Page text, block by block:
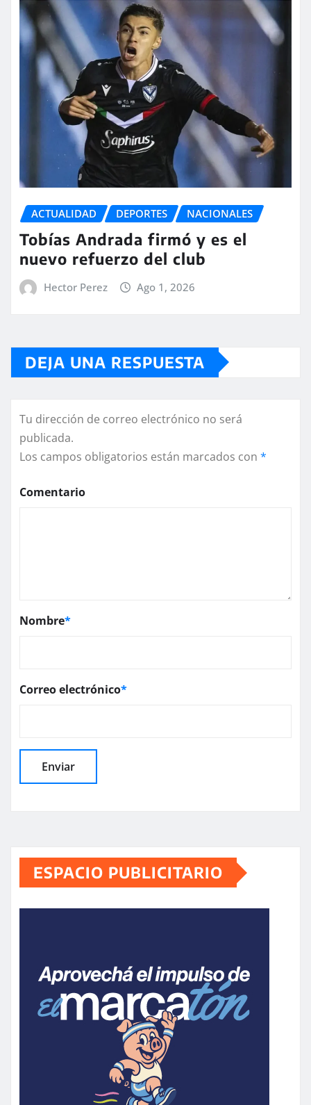
ACTUALIDAD DEPORTES NACIONALES
Tobías Andrada firmó y es el
nuevo refuerzo del club
Hector Perez Ago 1, 2026
DEJA UNA RESPUESTA
Tu dirección de correo electrónico no será
publicada.
Los campos obligatorios están marcados con *
Comentario
Nombre*
Correo electrónico*
ESPACIO PUBLICITARIO